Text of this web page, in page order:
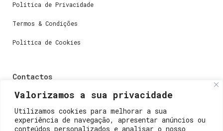
Valorizamos a sua privacidade
Utilizamos cookies para melhorar a sua
experiência de navegação, apresentar anúncios ou
conteúdos personalizados e analisar o nosso
Política de Privacidade
Termos & Condições
Política de Cookies
Contactos
Dúvidas ou perguntas envie-nos um e-mail para
Dúvidas de registro ou suporte, envie um e-mail para